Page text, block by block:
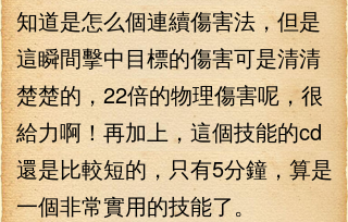
知道是怎么個連續傷害法，但是
這瞬間擊中目標的傷害可是清清
楚楚的，22倍的物理傷害呢，很
給力啊！再加上，這個技能的cd
還是比較短的，只有5分鐘，算是
一個非常實用的技能了。